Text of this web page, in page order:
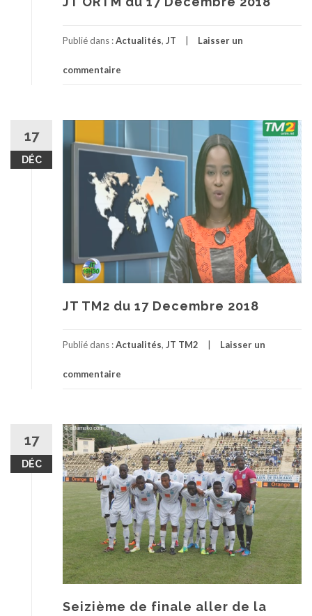
Publié dans :Actualités, JT Laisser un
commentaire
17
DÉC
JT TM2 du 17 Decembre 2018
Publié dans :Actualités, JT TM2 Laisser un
commentaire
17
DÉC
Seizième de finale aller de la